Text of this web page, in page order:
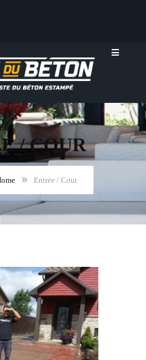
/ COUR
Entrée / Cour